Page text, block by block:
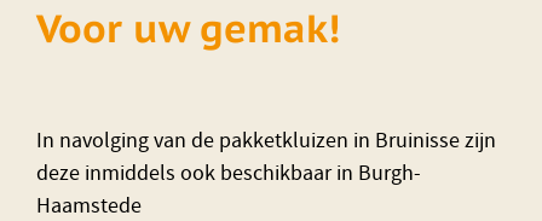
Voor uw gemak!
In navolging van de pakketkluizen in Bruinisse zijn
deze inmiddels ook beschikbaar in Burgh-
Haamstede